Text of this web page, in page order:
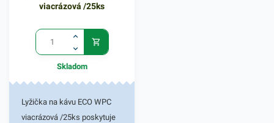
25 kusov eco misiek.
viacrázová /25ks
Skladom
Lyžička na kávu ECO WPC
viacrázová /25ks poskytuje